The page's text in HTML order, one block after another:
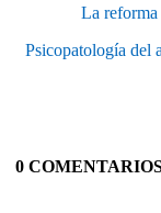
La
Psicopatología del
0